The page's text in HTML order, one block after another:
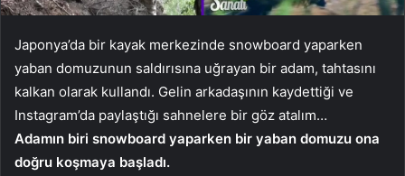
Japonya’da bir kayak merkezinde snowboard yaparken
yaban domuzunun saldırısına uğrayan bir adam, tahtasını
kalkan olarak kullandı. Gelin arkadaşının kaydettiği ve
Instagram’da paylaştığı sahnelere bir göz atalım…
Adamın biri snowboard yaparken bir yaban domuzu ona
doğru koşmaya başladı.